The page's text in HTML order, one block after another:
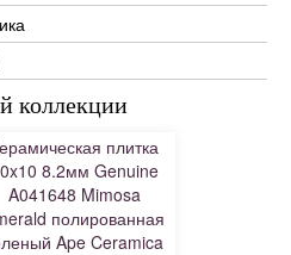
коллекции
плитка
8.2мм Genuine
A041648 Mimosa
полированная
Ape Ceramica